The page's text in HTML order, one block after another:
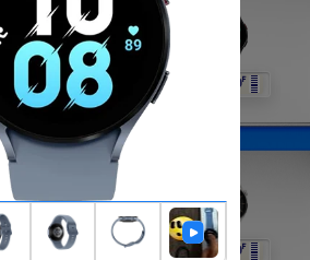
168 000 168 000F 168 000F
222 000 222 000 222 000F